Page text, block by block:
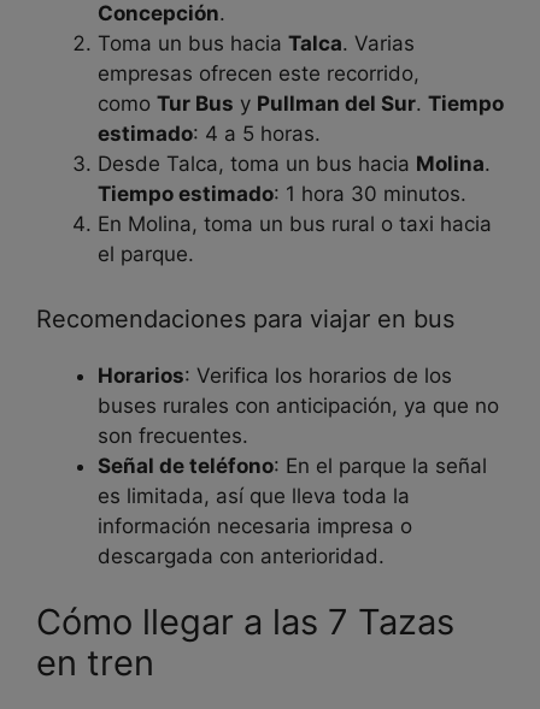
Concepción.
Toma un bus hacia Talca. Varias
empresas ofrecen este recorrido,
como Tur Bus y Pullman del Sur. Tiempo
estimado: 4 a 5 horas.
Desde Talca, toma un bus hacia Molina.
Tiempo estimado: 1 hora 30 minutos.
En Molina, toma un bus rural o taxi hacia
el parque.
Recomendaciones para viajar en bus
Horarios: Verifica los horarios de los
buses rurales con anticipación, ya que no
son frecuentes.
Señal de teléfono: En el parque la señal
es limitada, así que lleva toda la
información necesaria impresa o
descargada con anterioridad.
Cómo llegar a las 7 Tazas
en tren